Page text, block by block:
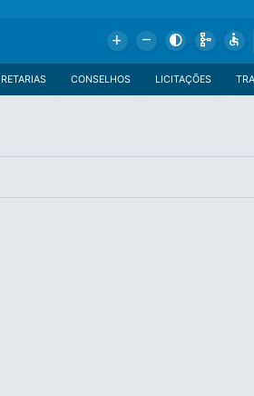
Add Remove Contrast Schema Accessible
LICITAÇÕES
CONSELHOS